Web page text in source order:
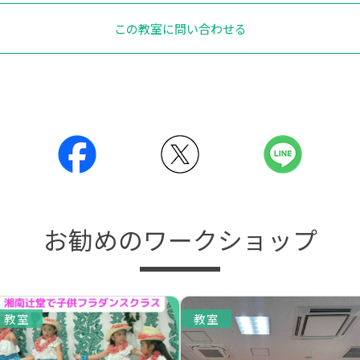
この教室に問い合わせる
お勧めのワークショップ
教室 教室